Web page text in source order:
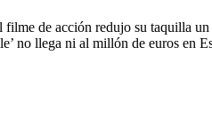
de acción redujo su taquilla
no llega ni al millón de euros en